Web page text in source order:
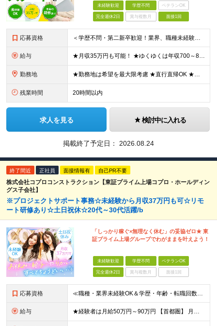
未経験歓迎 学歴不問 ベテランOK
完全週休2日 賞与複数月 面接1回
応募資格 ＜学歴不問・第二新卒歓迎！業界、職種未経験歓迎！20代～30代活躍中＞ ★35歳以下の方（若年層の長期キャリア形成を図るため） ★フリーター・正社員未経験・社会人未経験OK ★転職回数が多い方もぜひ
給与 ★月収35万円も可能！ ★ゆくゆくは年収700～800万円も！ ★手当が多数あり ・残業手当（100％）★1分単位で支給 ・資格手当（最大月6万円） ・結婚/出産祝金（最大3万円） 【首都圏・北関東
勤務地 ★勤務地は希望を最大限考慮 ★直行直帰OK ★車通勤のエリアもあり ★研修は、下記いずれかの研修センターで行います ・東京校（東京本社とアクセスは同様） ・大阪校（大阪府大阪市中央区道修町 2-1-1
残業時間 20時間以内
求人を見る 検討中に入れる
掲載終了予定日： 2026.08.24
終了間近 正社員 面接情報有 自己PR不要
株式会社コプロコンストラクション【東証プライム上場コプロ・ホールディン
グス子会社】
※プロジェクトサポート事務☆未経験から月収37万円も可☆リモ
ート研修あり☆土日祝休☆20代～30代活躍/b
「しっかり稼ぐ×無理なく休む」の妥協ゼロ★ 東
証プライム上場グループでわがままを叶えよう！
未経験歓迎 学歴不問 ベテランOK
完全週休2日 賞与複数月 面接1回
応募資格 ≪職種・業界未経験OK＆学歴・年齢・転職回数不問≫ ◆第二新卒歓迎 ◆社会人経験不問 ◆資格不問 ※新卒の方もご応募可能！ （待遇・募集要項等は別途ご案内いたします） ※入社時期は柔軟に対応します！半
給与 ★経験者は月給50万円～90万円 【首都圏】 月給30万1230円〜 ⇒基本22万7000円+地域6万4230円+皆勤1万円 【群馬/栃木/茨城】 月給28万1090円〜 ⇒基本23万4000円+